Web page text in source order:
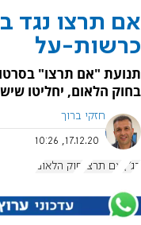
אם תרצו נגד
כרשות-על
תנועת "אם תרצו"
בחוק הלאום, יחליטו
חזקי ברוך
17.12.20, 10:26
בג"ץ אם תרצו חוק הלאום